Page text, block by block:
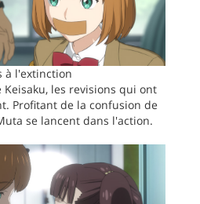
à l'extinction
les revisions qui ont
Profitant de la confusion de
se lancent dans l'action.